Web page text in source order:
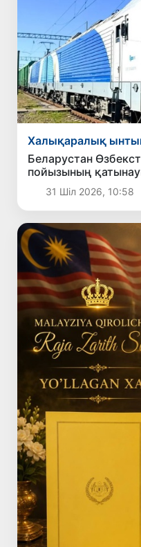
Халықаралық
Беларустан
пойызының
31 Шіл 2026, 10:58